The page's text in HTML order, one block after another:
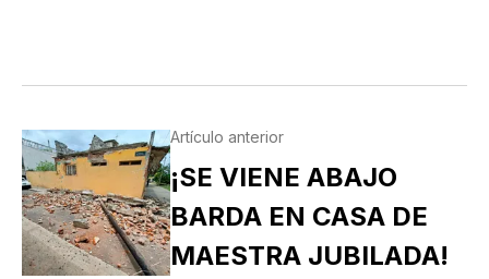
Artículo anterior
¡SE VIENE ABAJO
BARDA EN CASA DE
MAESTRA JUBILADA!